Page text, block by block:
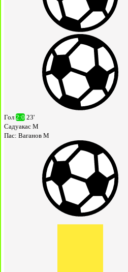
Гол 2:0 23'
Садуакас М
Пас: Ваганов М